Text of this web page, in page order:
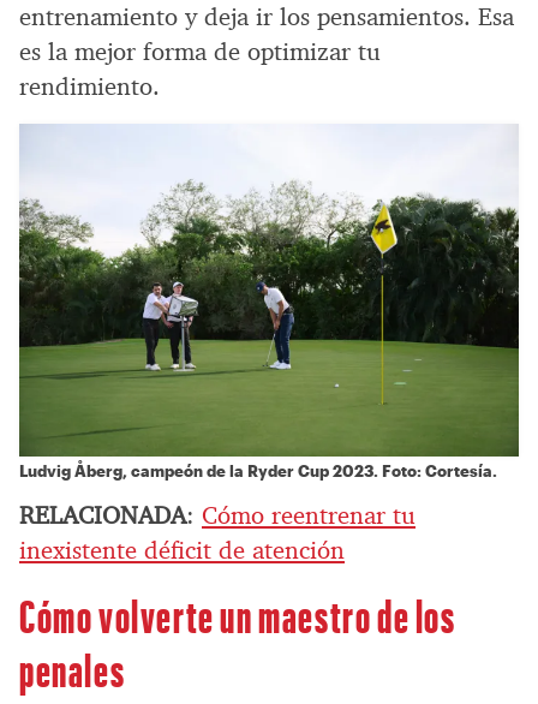
entrenamiento y deja ir los pensamientos. Esa
es la mejor forma de optimizar tu
rendimiento.
Ludvig Åberg, campeón de la Ryder Cup 2023. Foto: Cortesía.
RELACIONADA: Cómo reentrenar tu
inexistente déficit de atención
Cómo volverte un maestro de los
penales